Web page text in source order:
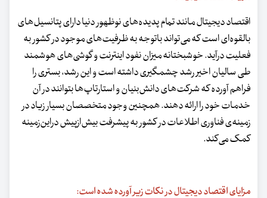
اقتصاد دیجیتال مانند تمام پدیده‌های نوظهور دنیا دارای پتانسیل‌های
بالقوه‌ای است که می‌تواند باتوجه به ظرفیت‌های موجود در کشور به
فعلیت درآید. خوشبختانه میزان نفود اینترنت و گوشی‌های هوشمند
طی سالیان اخیر رشد چشمگیری داشته است و این رشد، بستری را
فراهم آورده که شرکت‌های دانش‌بنیان و استا‌رتاپ‌ها بتوانند در آن
خدمات خود را ارائه دهند. همچنین وجود متخصصان بسیار زیاد در
زمینه‌ی فناوری اطلاعات در کشور به پیشرفت بیش‌ازپیش دراین‌زمینه
کمک می‌کند.
مزایای اقتصاد دیجیتال در نکات زیر آورده شده است: